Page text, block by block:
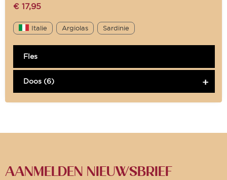
€ 17,95
Italie Argiolas Sardinie
Fles
Doos (6)
AANMELDEN NIEUWSBRIEF